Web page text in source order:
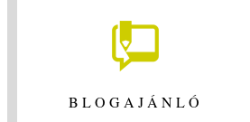
BLOGAJÁNLÓ